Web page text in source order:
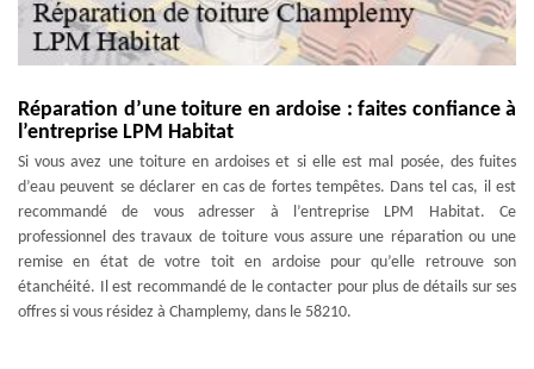
Réparation d’une toiture en ardoise : faites confiance à
l’entreprise LPM Habitat
Si vous avez une toiture en ardoises et si elle est mal posée, des fuites
d’eau peuvent se déclarer en cas de fortes tempêtes. Dans tel cas, il est
recommandé de vous adresser à l’entreprise LPM Habitat. Ce
professionnel des travaux de toiture vous assure une réparation ou une
remise en état de votre toit en ardoise pour qu’elle retrouve son
étanchéité. Il est recommandé de le contacter pour plus de détails sur ses
offres si vous résidez à Champlemy, dans le 58210.